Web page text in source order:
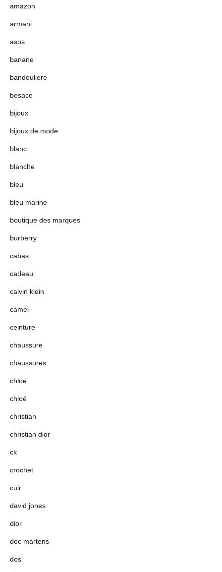
amazon
armani
asos
banane
bandouliere
besace
bijoux
bijoux de mode
blanc
blanche
bleu
bleu marine
boutique des marques
burberry
cabas
cadeau
calvin klein
camel
ceinture
chaussure
chaussures
chloe
chloé
christian
christian dior
ck
crochet
cuir
david jones
dior
doc martens
dos